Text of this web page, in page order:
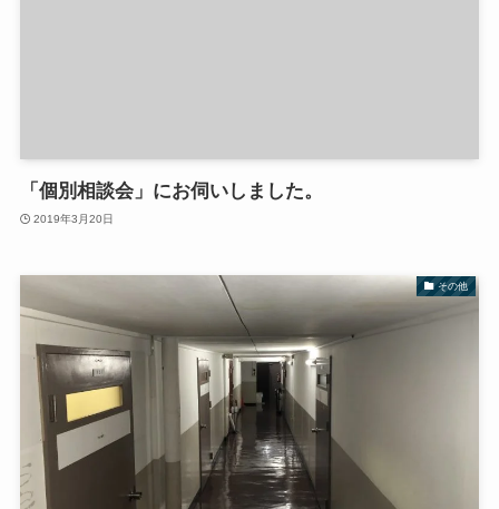
「個別相談会」にお伺いしました。
2019年3月20日
その他